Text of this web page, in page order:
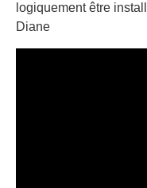
logiquement être
Diane